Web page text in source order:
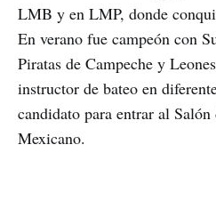
LMB y en LMP, donde
En verano fue campeón con
Piratas de Campeche y
instructor de bateo en
candidato para entrar al
Mexicano.